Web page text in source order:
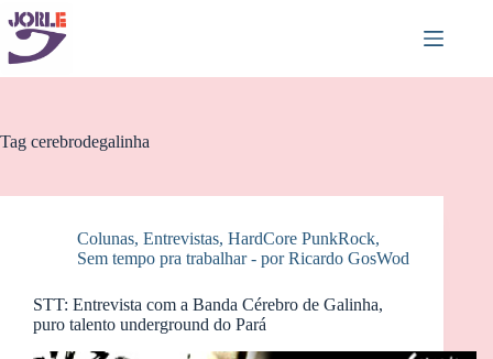
Pular
para
conteúdo
Tag cerebrodegalinha
Colunas, Entrevistas, HardCore PunkRock,
Sem tempo pra trabalhar - por Ricardo GosWod
STT: Entrevista com a Banda Cérebro de Galinha,
puro talento underground do Pará